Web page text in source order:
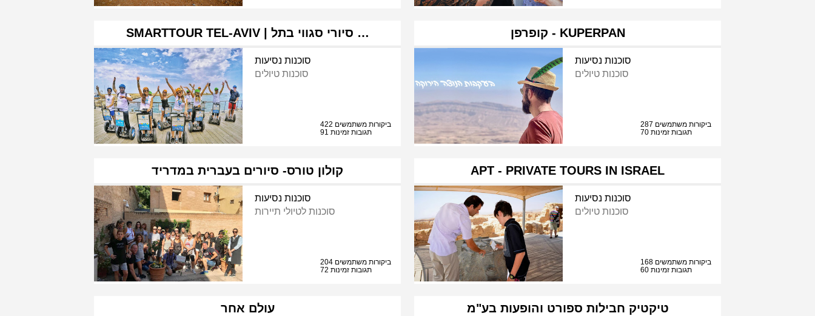
SMARTTOUR TEL-AVIV | סיורי סגווי בתל …
סוכנות נסיעות
סוכנות טיולים
422 ביקורות משתמשים
91 תגובות זמינות
קופרפן - KUPERPAN
סוכנות נסיעות
סוכנות טיולים
287 ביקורות משתמשים
70 תגובות זמינות
קולון טורס- סיורים בעברית במדריד
סוכנות נסיעות
סוכנות לטיולי תיירות
204 ביקורות משתמשים
72 תגובות זמינות
APT - PRIVATE TOURS IN ISRAEL
סוכנות נסיעות
סוכנות טיולים
168 ביקורות משתמשים
60 תגובות זמינות
עולם אחר טיקטיק חבילות ספורט והופעות בע"מ